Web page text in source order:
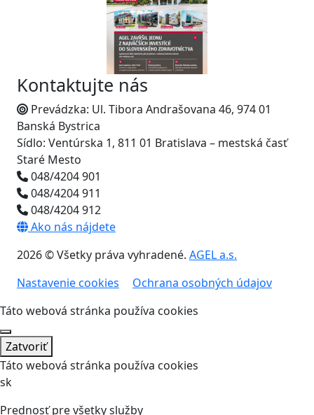
Kontaktujte nás
Prevádzka: Ul. Tibora Andrašovana 46, 974 01
Banská Bystrica
Sídlo: Ventúrska 1, 811 01 Bratislava – mestská časť
Staré Mesto
048/4204 901
048/4204 911
048/4204 912
Ako nás nájdete
2026 © Všetky práva vyhradené. AGEL a.s.
Nastavenie cookies
Ochrana osobných údajov
Táto webová stránka používa cookies
Zatvoriť
Táto webová stránka používa cookies
sk
Prednosť pre všetky služby